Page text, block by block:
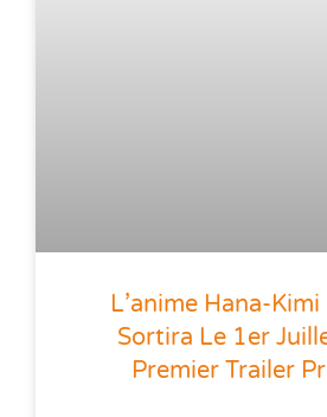
L’anime Hana-Kimi
Sortira Le 1er
Premier Trailer